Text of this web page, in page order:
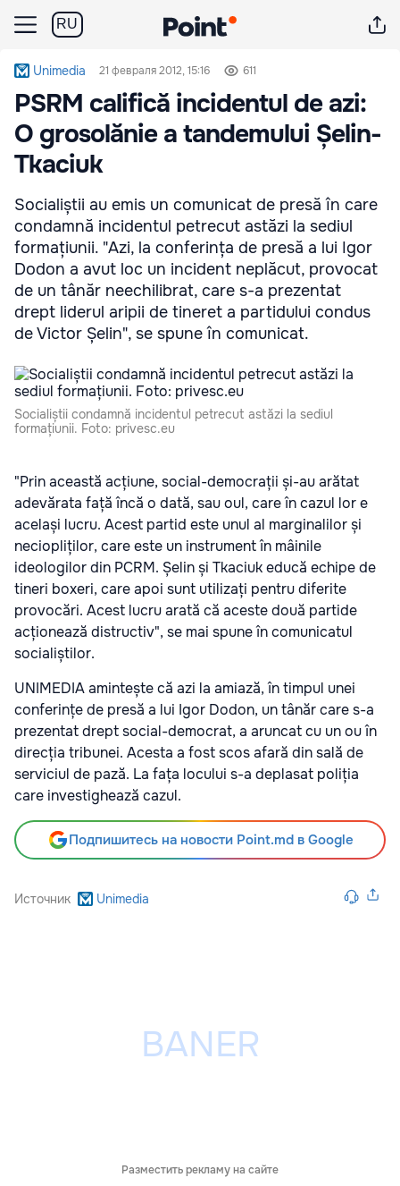
RU
Unimedia 21 февраля 2012, 15:16 611
PSRM califică incidentul de azi:
O grosolănie a tandemului Șelin-
Tkaciuk
Socialiștii au emis un comunicat de presă în care
condamnă incidentul petrecut astăzi la sediul
formațiunii. "Azi, la conferința de presă a lui Igor
Dodon a avut loc un incident neplăcut, provocat
de un tânăr neechilibrat, care s-a prezentat
drept liderul aripii de tineret a partidului condus
de Victor Șelin", se spune în comunicat.
Socialiștii condamnă incidentul petrecut astăzi la sediul
formațiunii. Foto: privesc.eu
"Prin această acțiune, social-democrații și-au arătat
adevărata față încă o dată, sau oul, care în cazul lor e
același lucru. Acest partid este unul al marginalilor și
neciopliților, care este un instrument în mâinile
ideologilor din PCRM. Șelin și Tkaciuk educă echipe de
tineri boxeri, care apoi sunt utilizați pentru diferite
provocări. Acest lucru arată că aceste două partide
acționează distructiv", se mai spune în comunicatul
socialiștilor.
UNIMEDIA amintește că azi la amiază, în timpul unei
conferințe de presă a lui Igor Dodon, un tânăr care s-a
prezentat drept social-democrat, a aruncat cu un ou în
direcția tribunei. Acesta a fost scos afară din sală de
serviciul de pază. La fața locului s-a deplasat poliția
care investighează cazul.
Подпишитесь на новости Point.md в Google
Источник Unimedia
Разместить рекламу на сайте